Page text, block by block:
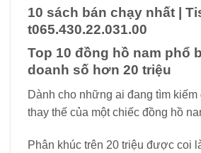
10 sách bán chạy nhất |
t065.430.22.031.00
Top 10 đồng hồ nam phổ
doanh số hơn 20 triệu
Dành cho những ai đang tìm kiếm
thay thế của một chiếc đồng hồ
Phân khúc trên 20 triệu được coi